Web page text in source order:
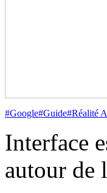
#Google#Guide#Réalité
Interface
autour de